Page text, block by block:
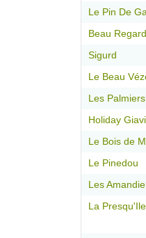
Le Pin De
Beau Regard
Sigurd
Le Beau
Les Palmiers
Holiday
Le Bois de
Le Pinedou
Les
La Presqu'Ile